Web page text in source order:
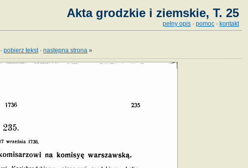
Akta grodzkie i ziemskie, T. 25
pełny opis · pomoc · kontakt
·pobierz tekst·następna strona »